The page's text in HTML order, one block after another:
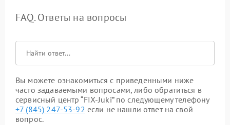
FAQ. Ответы на вопросы
Вы можете ознакомиться с приведенными ниже
часто задаваемыми вопросами, либо обратиться в
сервисный центр “FIX-Juki” по следующему телефону
+7 (845) 247-53-92 если не нашли ответ на свой
вопрос.